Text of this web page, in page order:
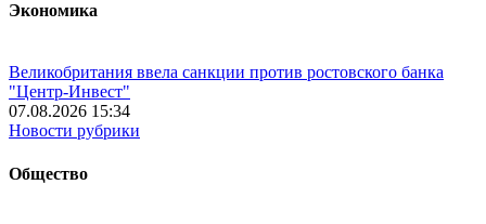
Экономика
Великобритания ввела санкции против ростовского банка
"Центр-Инвест"
07.08.2026 15:34
Новости рубрики
Общество